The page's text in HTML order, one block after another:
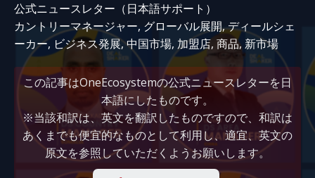
公式ニュースレター（日本語サポート）
カントリーマネージャー, グローバル展開,ディールシェ
ーカー, ビジネス発展,中国市場, 加盟店, 商品,新市場
この記事はOneEcosystemの公式ニュースレターを日
本語にしたものです。
※当該和訳は、英文を翻訳したものですので、和訳は
あくまでも便宜的なものとして利用し、適宜、英文の
原文を参照していただくようお願いします。